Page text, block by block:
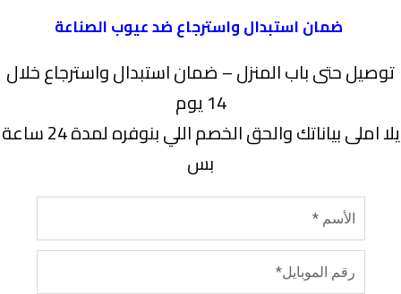
توصيل حتى باب المنزل – ضمان استبدال واسترجاع خلال
14 يوم
يلا املى بياناتك والحق الخصم اللي بنوفره لمدة 24 ساعة
بس